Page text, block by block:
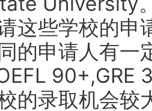
这些学校的申
的申请人有一
90+,GRE
的录取机会较